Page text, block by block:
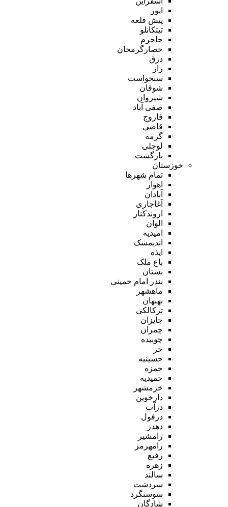
ایور
پیش قلعه
تیتکانلو
جاجرم
حصارگرمخان
درق
راز
سنخواست
شوقان
شیروان
صفی آباد
فاروج
قاضی
گرمه
لوجلی
بازگشت
خوزستان
تمام شهر‌ها
اهواز
آبادان
آغاجاری
اروندکنار
الوان
امیدیه
اندیمشک
ایذه
باغ ملک
بستان
بندر امام خمینی
ماهشهر
بهبهان
ترکالکی
جایزان
چمران
چوبیده
حر
حسینیه
حمزه
حمیدیه
خرمشهر
دارخوین
دزآب
دزفول
دهدز
رامشیر
رامهرمز
رفیع
زهره
سالند
سردشت
سوسنگرد
شادگان